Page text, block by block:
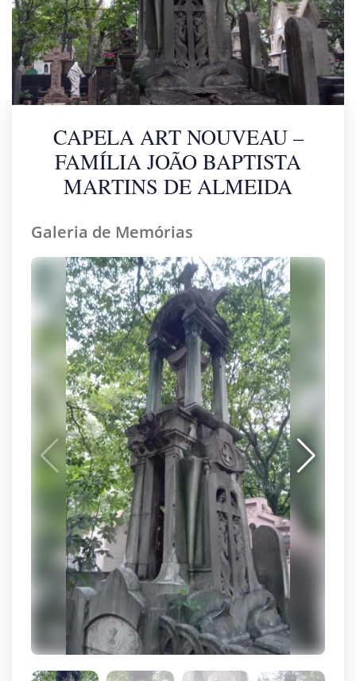
CAPELA ART NOUVEAU –
FAMÍLIA JOÃO BAPTISTA
MARTINS DE ALMEIDA
Galeria de Memórias